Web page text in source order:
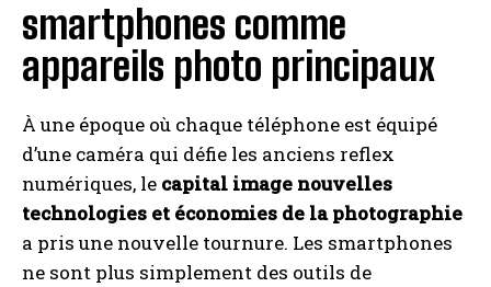
smartphones comme
appareils photo principaux
À une époque où chaque téléphone est équipé
d’une caméra qui défie les anciens reflex
numériques, le capital image nouvelles
technologies et économies de la photographie
a pris une nouvelle tournure. Les smartphones
ne sont plus simplement des outils de